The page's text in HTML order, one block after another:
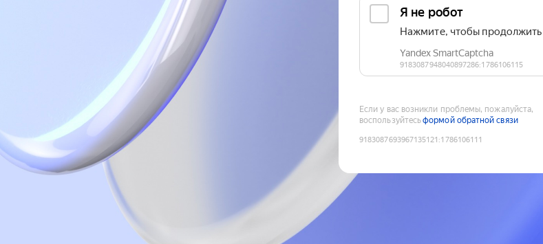
Если у вас возникли проблемы, пожалуйста,
воспользуйтесьформой обратной связи
9183087693967135121 :1786106111